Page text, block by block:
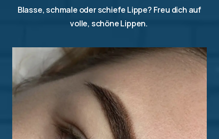
Blasse, schmale oder schiefe Lippe? Freu dich auf
volle, schöne Lippen.